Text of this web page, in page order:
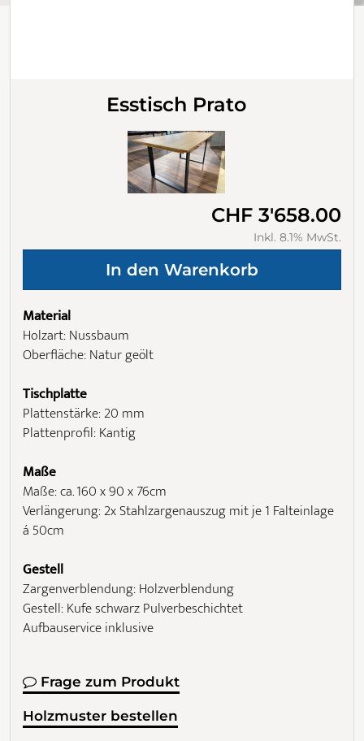
Esstisch Prato
CHF 3'658.00
Inkl. 8.1% MwSt.
Material
Holzart: Nussbaum
Oberfläche: Natur geölt
Tischplatte
Plattenstärke: 20 mm
Plattenprofil: Kantig
Maße
Maße: ca. 160 x 90 x 76cm
Verlängerung: 2x Stahlzargenauszug mit je 1 Falteinlage
á 50cm
Gestell
Zargenverblendung: Holzverblendung
Gestell: Kufe schwarz Pulverbeschichtet
Aufbauservice inklusive
Frage zum Produkt
Holzmuster bestellen